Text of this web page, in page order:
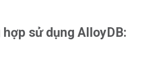
sử dụng AlloyDB: